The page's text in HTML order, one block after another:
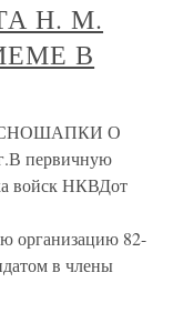
Н. М.
В
О
первичную
войск НКВДот
организацию 82-
в члены